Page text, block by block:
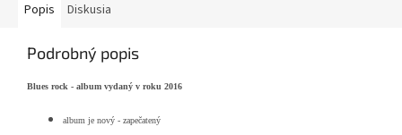
Popis Diskusia
Podrobný popis
Blues rock - album vydaný v roku 2016
album je nový - zapečatený